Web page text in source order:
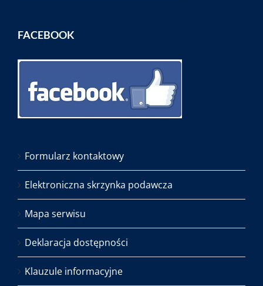
FACEBOOK
Formularz kontaktowy
Elektroniczna skrzynka podawcza
Mapa serwisu
Deklaracja dostępności
Klauzule informacyjne